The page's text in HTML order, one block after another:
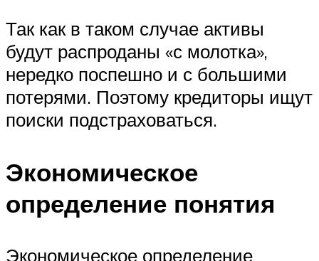
Так как в таком случае активы
будут распроданы «с молотка»,
нередко поспешно и с большими
потерями. Поэтому кредиторы ищут
поиски подстраховаться.
Экономическое
определение понятия
Экономическое определение